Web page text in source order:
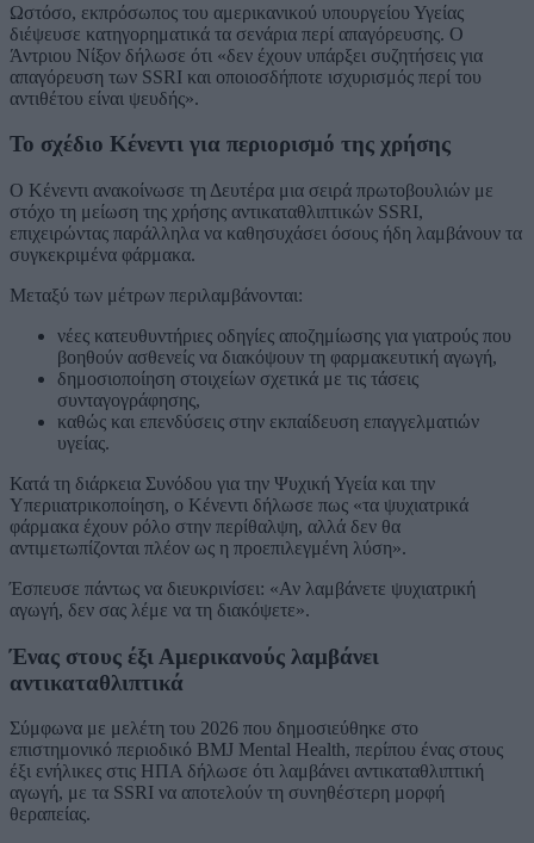
Ωστόσο, εκπρόσωπος του αμερικανικού υπουργείου Υγείας
διέψευσε κατηγορηματικά τα σενάρια περί απαγόρευσης. Ο
Άντριου Νίξον δήλωσε ότι «δεν έχουν υπάρξει συζητήσεις για
απαγόρευση των SSRI και οποιοσδήποτε ισχυρισμός περί του
αντιθέτου είναι ψευδής».
Το σχέδιο Κένεντι για περιορισμό της χρήσης
Ο Κένεντι ανακοίνωσε τη Δευτέρα μια σειρά πρωτοβουλιών με
στόχο τη μείωση της χρήσης αντικαταθλιπτικών SSRI,
επιχειρώντας παράλληλα να καθησυχάσει όσους ήδη λαμβάνουν τα
συγκεκριμένα φάρμακα.
Μεταξύ των μέτρων περιλαμβάνονται:
νέες κατευθυντήριες οδηγίες αποζημίωσης για γιατρούς που
βοηθούν ασθενείς να διακόψουν τη φαρμακευτική αγωγή,
δημοσιοποίηση στοιχείων σχετικά με τις τάσεις
συνταγογράφησης,
καθώς και επενδύσεις στην εκπαίδευση επαγγελματιών
υγείας.
Κατά τη διάρκεια Συνόδου για την Ψυχική Υγεία και την
Υπεριιατρικοποίηση, ο Κένεντι δήλωσε πως «τα ψυχιατρικά
φάρμακα έχουν ρόλο στην περίθαλψη, αλλά δεν θα
αντιμετωπίζονται πλέον ως η προεπιλεγμένη λύση».
Έσπευσε πάντως να διευκρινίσει: «Αν λαμβάνετε ψυχιατρική
αγωγή, δεν σας λέμε να τη διακόψετε».
Ένας στους έξι Αμερικανούς λαμβάνει
αντικαταθλιπτικά
Σύμφωνα με μελέτη του 2026 που δημοσιεύθηκε στο
επιστημονικό περιοδικό BMJ Mental Health, περίπου ένας στους
έξι ενήλικες στις ΗΠΑ δήλωσε ότι λαμβάνει αντικαταθλιπτική
αγωγή, με τα SSRI να αποτελούν τη συνηθέστερη μορφή
θεραπείας.